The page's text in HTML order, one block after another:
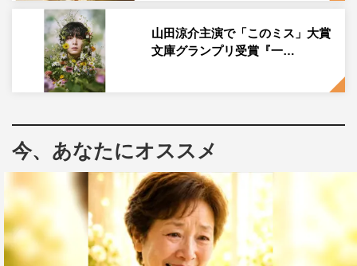
ど、まるで天邪鬼のような性格に自然と惹かれていきまし
た。さまざまな不安、悩み、愛情をとても魅力的に表現さ
れたすてきな作品となっています」とコメント。
奥海役の君沢も「藍之助役の坂井くんが本当にすてきで、
作品は、年齢と立場が違う2人の、繊細な人間ドラマ。成
長物語だと思っています。不器用な2人の歩む道が、あな
たの心に届くことを願っています」と語った。
本作のメガホンを取る八十島美也子監督も「藍之助の素直
で不器用で真っすぐな気持ちが、奥海の心を溶かしていく
姿がいとおしい。出演のお二人が原作をリスペクトしてい
山田涼介主演で「このミス」大賞
文庫グランプリ受賞『一…
今、あなたにオススメ